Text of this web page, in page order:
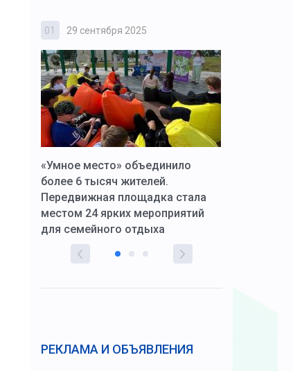
01 29 сентября 2025
«Умное место» объединило
более 6 тысяч жителей.
Передвижная площадка стала
местом 24 ярких мероприятий
для семейного отдыха
РЕКЛАМА И ОБЪЯВЛЕНИЯ